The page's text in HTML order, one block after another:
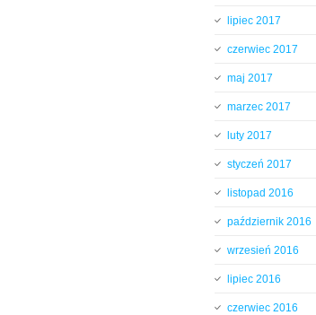
lipiec 2017
czerwiec 2017
maj 2017
marzec 2017
luty 2017
styczeń 2017
listopad 2016
październik 2016
wrzesień 2016
lipiec 2016
czerwiec 2016